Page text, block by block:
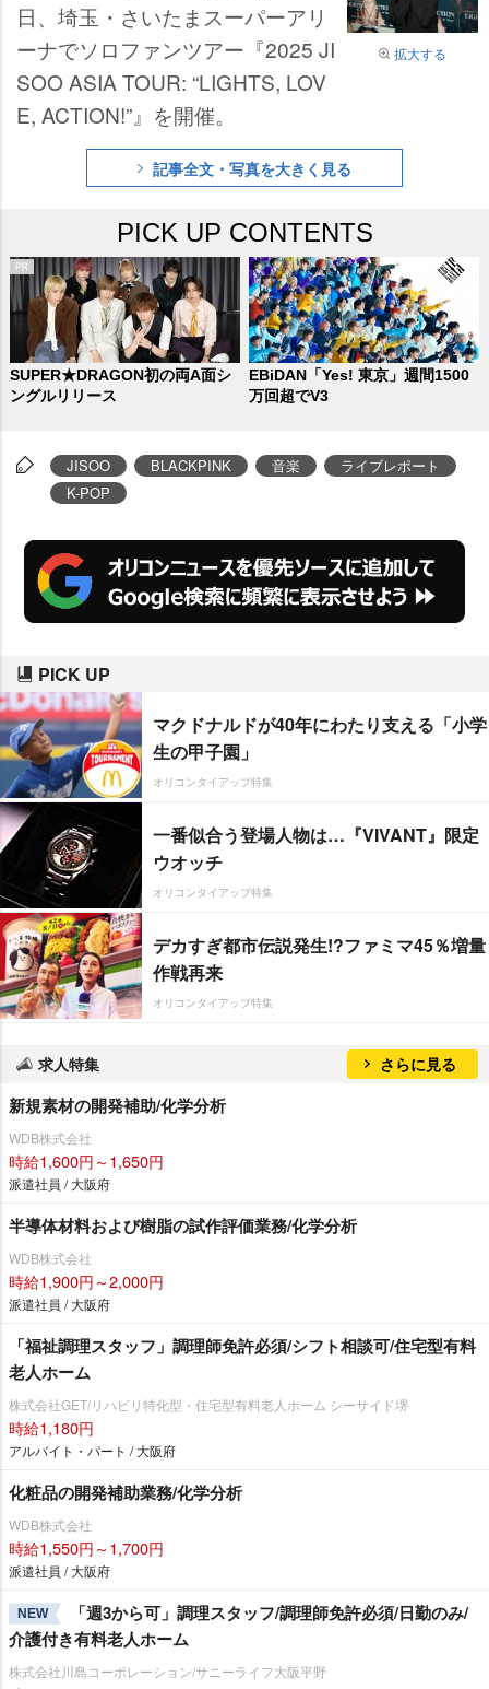
拡大する
日、埼玉・さいたまスーパーアリ
ーナでソロファンツアー『2025 JI
SOO ASIA TOUR: “LIGHTS, LOV
E, ACTION!”』を開催。
記事全文・写真を大きく見る
PICK UP CONTENTS
SUPER★DRAGON初の両A面シ
ングルリリース
EBiDAN「Yes! 東京」週間1500
万回超でV3
JISOO BLACKPINK 音楽
ライブレポート
K-POP
PICK UP
マクドナルドが40年にわたり支える「小学
生の甲子園」
オリコンタイアップ特集
一番似合う登場人物は…『VIVANT』限定
ウオッチ
オリコンタイアップ特集
デカすぎ都市伝説発生!?ファミマ45％増量
作戦再来
オリコンタイアップ特集
求人特集 さらに見る
新規素材の開発補助/化学分析
WDB株式会社
時給1,600円～1,650円
派遣社員 / 大阪府
半導体材料および樹脂の試作評価業務/化学分析
WDB株式会社
時給1,900円～2,000円
派遣社員 / 大阪府
「福祉調理スタッフ」調理師免許必須/シフト相談可/住宅型有料
老人ホーム
株式会社GET/リハビリ特化型・住宅型有料老人ホーム シーサイド堺
時給1,180円
アルバイト・パート / 大阪府
化粧品の開発補助業務/化学分析
WDB株式会社
時給1,550円～1,700円
派遣社員 / 大阪府
NEW
「週3から可」調理スタッフ/調理師免許必須/日勤のみ/
介護付き有料老人ホーム
株式会社川島コーポレーション/サニーライフ大阪平野